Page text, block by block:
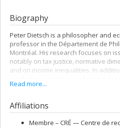
Biography
Peter Dietsch is a philosopher and
professor in the Département de
Montréal. His research focuses on
notably on tax justice, normative
and on income inequalities. In
ofCatching Capital – The Ethics of Tax
Press, 2018), and co-editor of
with It and How to Fix It(ECPR Press,
nominated to the College of New
Read more...
Affiliations
Membre – CRÉ — Centre de